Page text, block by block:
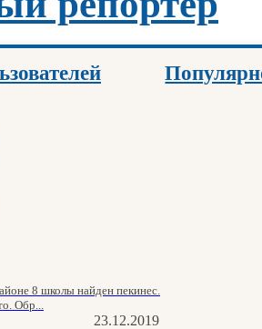
8 школы найден пекинес.
Обр...
23.12.2019